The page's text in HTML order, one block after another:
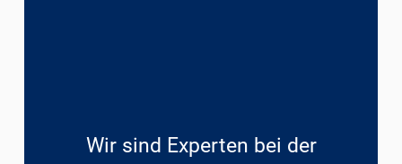
Wir sind Experten bei der